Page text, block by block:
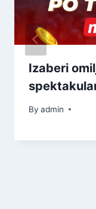
Izaberi
By admin